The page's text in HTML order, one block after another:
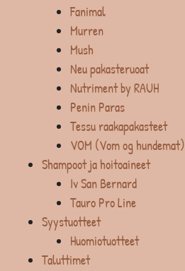
Fanimal
Murren
Mush
Neu pakasteruoat
Nutriment by RAUH
Penin Paras
Tessu raakapakasteet
VOM (Vom og hundemat)
Shampoot ja hoitoaineet
Iv San Bernard
Tauro Pro Line
Syystuotteet
Huomiotuotteet
Taluttimet